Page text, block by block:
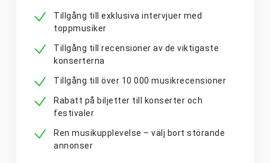
Tillgång till exklusiva intervjuer med
toppmusiker
Tillgång till recensioner av de viktigaste
konserterna
Tillgång till över 10 000 musikrecensioner
Rabatt på biljetter till konserter och
festivaler
Ren musikupplevelse – välj bort störande
annonser